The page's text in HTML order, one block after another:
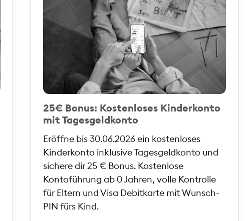
25€ Bonus: Kostenloses Kinderkonto
mit Tagesgeldkonto
Eröffne bis 30.06.2026 ein kostenloses
Kinderkonto inklusive Tagesgeldkonto und
sichere dir 25 € Bonus. Kostenlose
Kontoführung ab 0 Jahren, volle Kontrolle
für Eltern und Visa Debitkarte mit Wunsch-
PIN fürs Kind.